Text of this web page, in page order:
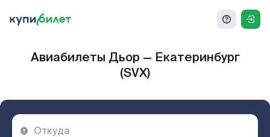
Авиабилеты Дьор — Екатеринбург
(SVX)